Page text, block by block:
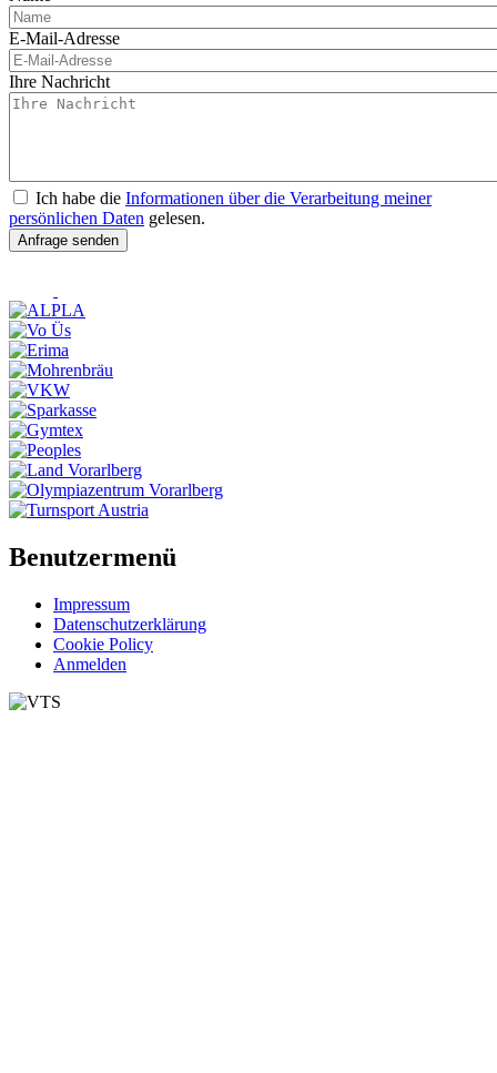
E-Mail-Adresse
Ihre Nachricht
Ich habe die Informationen über die Verarbeitung meiner
persönlichen Daten gelesen.
Benutzermenü
Impressum
Datenschutzerklärung
Cookie Policy
Anmelden